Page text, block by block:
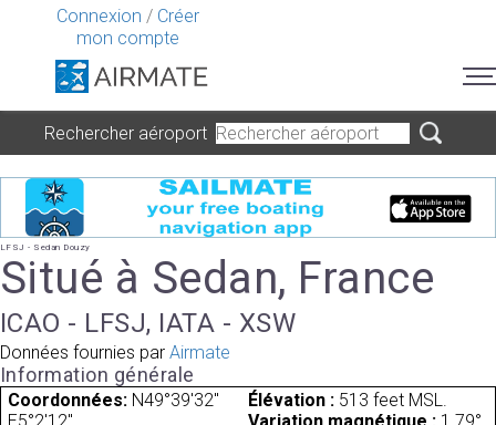
Connexion / Créer
mon compte
Rechercher aéroport
LFSJ - Sedan Douzy
Situé à Sedan, France
ICAO - LFSJ, IATA - XSW
Données fournies par Airmate
Information générale
Coordonnées: N49°39'32"
Élévation : 513 feet MSL.